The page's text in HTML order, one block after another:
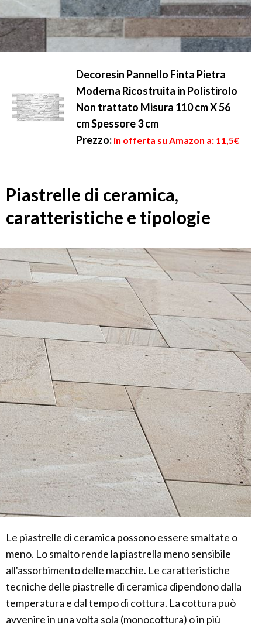
Decoresin Pannello Finta Pietra
Moderna Ricostruita in Polistirolo
Non trattato Misura 110 cm X 56
cm Spessore 3 cm
Prezzo: in offerta su Amazon a: 11,5€
Piastrelle di ceramica,
caratteristiche e tipologie
Le piastrelle di ceramica possono essere smaltate o
meno. Lo smalto rende la piastrella meno sensibile
all'assorbimento delle macchie. Le caratteristiche
tecniche delle piastrelle di ceramica dipendono dalla
temperatura e dal tempo di cottura. La cottura può
avvenire in una volta sola (monocottura) o in più